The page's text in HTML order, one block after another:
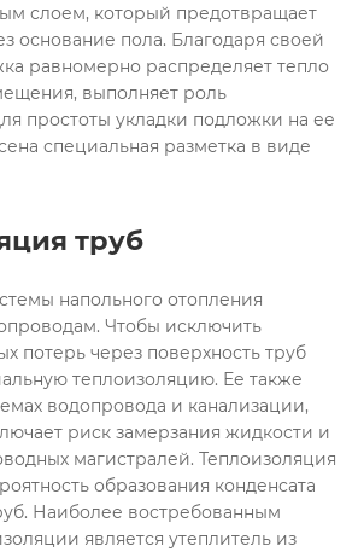
слоем, который предотвращает
основание пола. Благодаря своей
равномерно распределяет тепло
выполняет роль
простоты укладки подложки на ее
специальная разметка в виде
труб
напольного отопления
Чтобы исключить
потерь через поверхность труб
теплоизоляцию. Ее также
водопровода и канализации,
риск замерзания жидкости и
магистралей. Теплоизоляция
образования конденсата
Наиболее востребованным
является утеплитель из